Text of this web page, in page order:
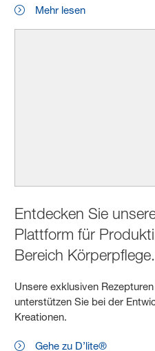
Mehr lesen
Entdecken Sie
Plattform für
Bereich Körperpflege.
Unsere exklusiven
unterstützen Sie bei der
Kreationen.
Gehe zu D’lite®